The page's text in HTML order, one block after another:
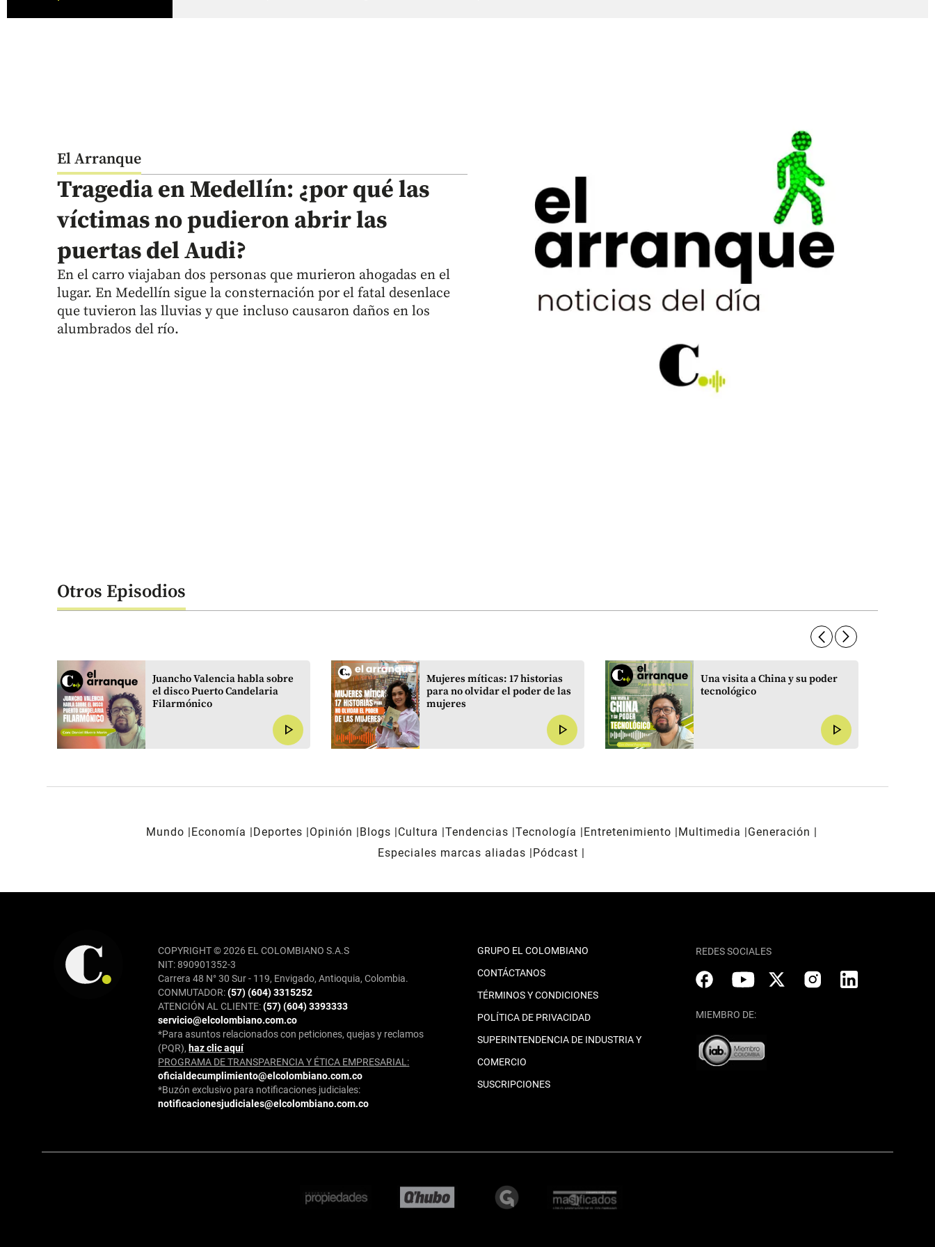
El Arranque
Tragedia en Medellín: ¿por qué las
víctimas no pudieron abrir las
puertas del Audi?
En el carro viajaban dos personas que murieron ahogadas en el
lugar. En Medellín sigue la consternación por el fatal desenlace
que tuvieron las lluvias y que incluso causaron daños en los
alumbrados del río.
Otros Episodios
arrow_forward_ios
Juancho Valencia habla sobre
el disco Puerto Candelaria
Filarmónico
play_arrow
Mujeres míticas: 17 historias
para no olvidar el poder de las
mujeres
play_arrow
Una visita a China y su poder
tecnológico
play_arrow
arrow_forward_ios
Mundo Economía Deportes Opinión Blogs Cultura Tendencias Tecnología Entretenimiento Multimedia
Generación
Especiales marcas aliadas
Pódcast
COPYRIGHT © 2026 EL COLOMBIANO S.A.S
NIT: 890901352-3
Carrera 48 N° 30 Sur - 119, Envigado, Antioquia, Colombia.
CONMUTADOR:(57) (604) 3315252
ATENCIÓN AL CLIENTE:(57) (604) 3393333
servicio@elcolombiano.com.co
*Para asuntos relacionados con peticiones, quejas y reclamos
(PQR), haz clic aquí
PROGRAMA DE TRANSPARENCIA Y ÉTICA EMPRESARIAL:
oficialdecumplimiento@elcolombiano.com.co
*Buzón exclusivo para notificaciones judiciales:
notificacionesjudiciales@elcolombiano.com.co
GRUPO EL COLOMBIANO
CONTÁCTANOS
TÉRMINOS Y CONDICIONES
POLÍTICA DE PRIVACIDAD
SUPERINTENDENCIA DE INDUSTRIA Y
COMERCIO
SUSCRIPCIONES
REDES SOCIALES
MIEMBRO DE: